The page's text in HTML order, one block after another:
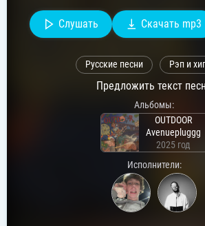
Слушать Скачать mp3
Русские песни Рэп и
Предложить текст
Альбомы:
OUTDOOR
Avenuepluggg
2025 год
Исполнители: